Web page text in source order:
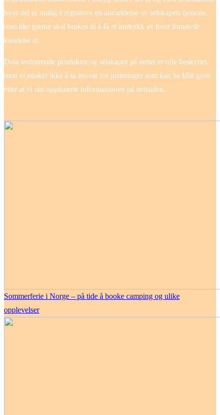
hvor det er mulig å registrere en anmeldelse av selskapets tjeneste,
som like gjerne skal brukes til å få et inntrykk av hvor fornøyde
kundene er.
Data vedrørende produkter og selskaper på nettet er ofte beskyttet,
men vi ønsker ikke å ta ansvar for justeringer som kan ha blitt gjort
etter at vi sist oppdaterte informasjonen på nettsiden.
Sommerferie i Norge – på tide å booke camping og ulike
opplevelser